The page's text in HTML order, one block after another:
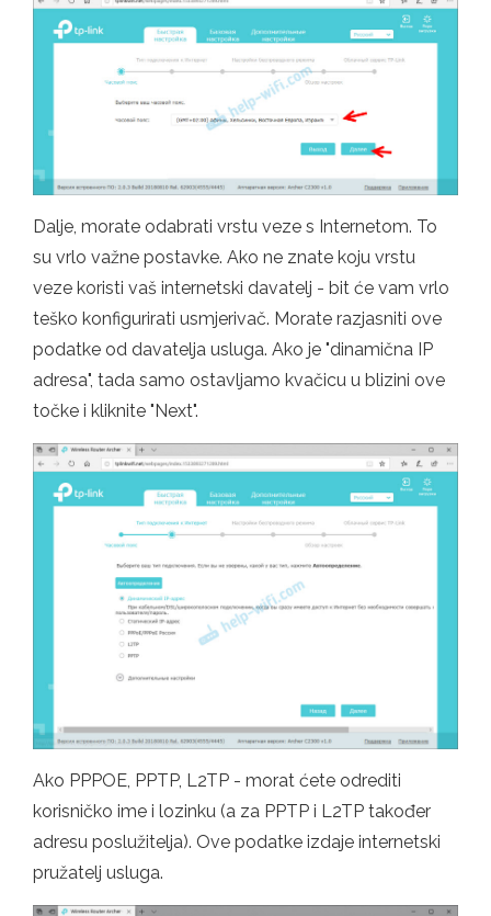
Dalje, morate odabrati vrstu veze s Internetom. To
su vrlo važne postavke. Ako ne znate koju vrstu
veze koristi vaš internetski davatelj - bit će vam vrlo
teško konfigurirati usmjerivač. Morate razjasniti ove
podatke od davatelja usluga. Ako je "dinamična IP
adresa", tada samo ostavljamo kvačicu u blizini ove
točke i kliknite "Next".
Ako PPPOE, PPTP, L2TP - morat ćete odrediti
korisničko ime i lozinku (a za PPTP i L2TP također
adresu poslužitelja). Ove podatke izdaje internetski
pružatelj usluga.